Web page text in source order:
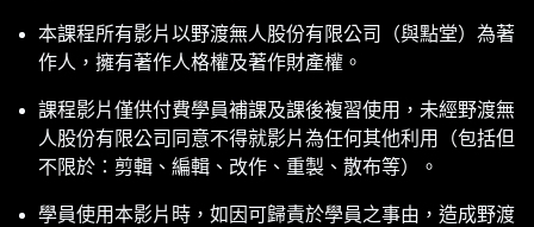
本課程所有影片以野渡無人股份有限公司（與點堂）為著
作人，擁有著作人格權及著作財產權。
課程影片僅供付費學員補課及課後複習使用，未經野渡無
人股份有限公司同意不得就影片為任何其他利用（包括但
不限於：剪輯、編輯、改作、重製、散布等）。
學員使用本影片時，如因可歸責於學員之事由，造成野渡